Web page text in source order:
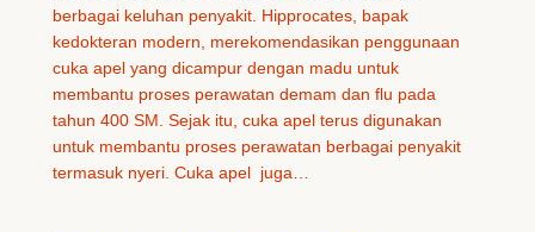
berbagai keluhan penyakit. Hipprocates, bapak
kedokteran modern, merekomendasikan penggunaan
cuka apel yang dicampur dengan madu untuk
membantu proses perawatan demam dan flu pada
tahun 400 SM. Sejak itu, cuka apel terus digunakan
untuk membantu proses perawatan berbagai penyakit
termasuk nyeri. Cuka apel juga…